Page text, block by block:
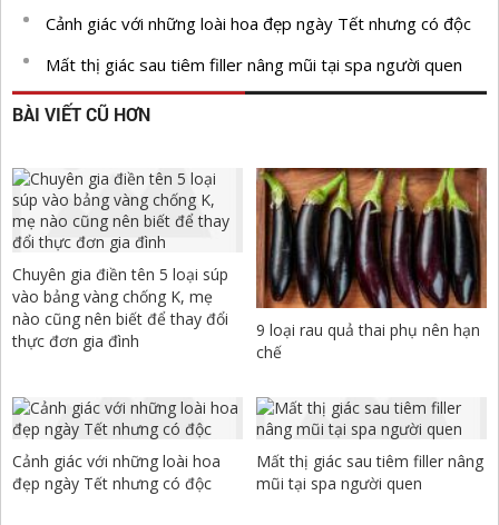
Cảnh giác với những loài hoa đẹp ngày Tết nhưng có độc
Mất thị giác sau tiêm filler nâng mũi tại spa người quen
BÀI VIẾT CŨ HƠN
Chuyên gia điền tên 5 loại súp
vào bảng vàng chống K, mẹ
nào cũng nên biết để thay đổi
thực đơn gia đình
9 loại rau quả thai phụ nên hạn
chế
Cảnh giác với những loài hoa
đẹp ngày Tết nhưng có độc
Mất thị giác sau tiêm filler nâng
mũi tại spa người quen